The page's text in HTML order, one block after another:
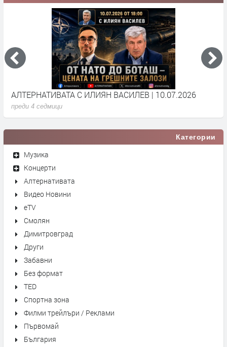
АЛТЕРНАТИВАТА С ИЛИЯН ВАСИЛЕВ | 10.07.2026
преди 4 седмици
Категории
Музика
Концерти
Алтернативата
Видео Новини
eTV
Смолян
Димитровград
Други
Забавни
Без формат
TED
Спортна зона
Филми трейлъри / Реклами
Първомай
България